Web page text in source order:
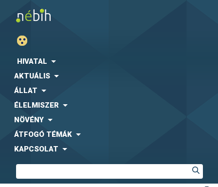
HIVATAL
AKTUÁLIS
ÁLLAT
ÉLELMISZER
NÖVÉNY
ÁTFOGÓ TÉMÁK
KAPCSOLAT